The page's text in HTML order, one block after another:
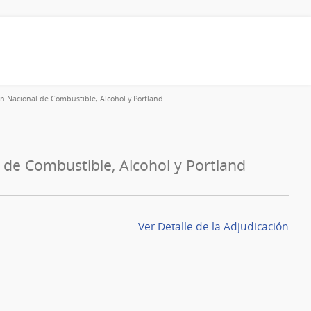
de Combustible, Alcohol y Portland
Combustible, Alcohol y Portland
Ver Detalle de la Adjudicación